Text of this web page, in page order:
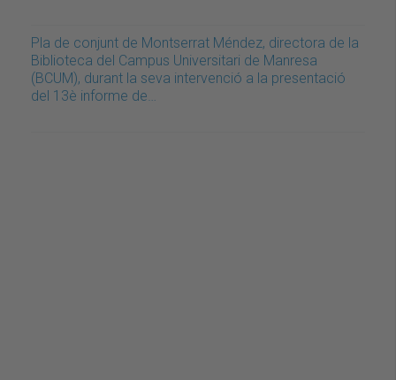
Pla de conjunt de Montserrat Méndez, directora de la
Biblioteca del Campus Universitari de Manresa
(BCUM), durant la seva intervenció a la presentació
del 13è informe de…